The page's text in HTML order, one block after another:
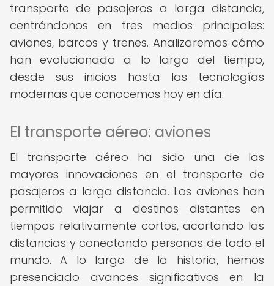
transporte de pasajeros a larga distancia,
centrándonos en tres medios principales:
aviones, barcos y trenes. Analizaremos cómo
han evolucionado a lo largo del tiempo,
desde sus inicios hasta las tecnologías
modernas que conocemos hoy en día.
El transporte aéreo: aviones
El transporte aéreo ha sido una de las
mayores innovaciones en el transporte de
pasajeros a larga distancia. Los aviones han
permitido viajar a destinos distantes en
tiempos relativamente cortos, acortando las
distancias y conectando personas de todo el
mundo. A lo largo de la historia, hemos
presenciado avances significativos en la